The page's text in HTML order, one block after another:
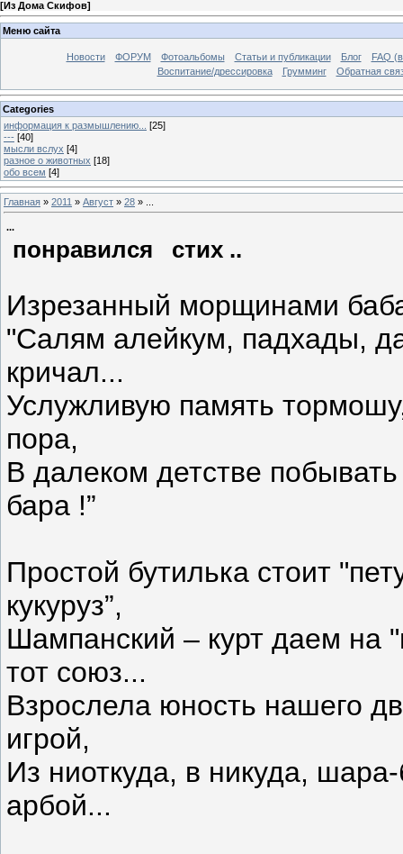
[Из Дома Скифов]
Меню сайта
Новости ФОРУМ Фотоальбомы Статьи и публикации Блог
FAQ
Воспитание/дрессировка
Грумминг Обратная
Categories
информация к размышлению...
[25]
--- [40]
мысли вслух [4]
разное о животных [18]
обо всем [4]
Главная » 2011 » Август » 28 » ...
...
понравился стих ..
Изрезанный морщинами
"Салям алейкум, падхады,
кричал...
Услужливую память
пора,
В далеком детстве
бара !”
Простой бутилька стоит
кукуруз”,
Шампанский – курт даем на
тот союз...
Взрослела юность нашего
игрой,
Из ниоткуда, в никуда,
арбой...